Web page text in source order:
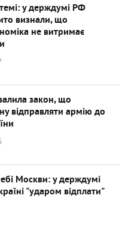
у держдумі РФ
визнали, що
не витримає
закон, що
відправляти армію до
Москви: у держдумі
"ударом відплати"